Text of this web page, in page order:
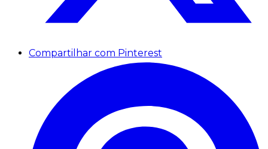
Compartilhar com Pinterest